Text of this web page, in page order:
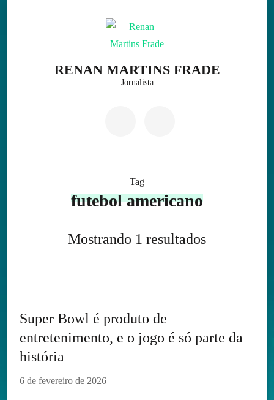
RENAN MARTINS FRADE
Jornalista
Tag
futebol americano
Mostrando 1 resultados
Super Bowl é produto de
entretenimento, e o jogo é só parte da
história
6 de fevereiro de 2026